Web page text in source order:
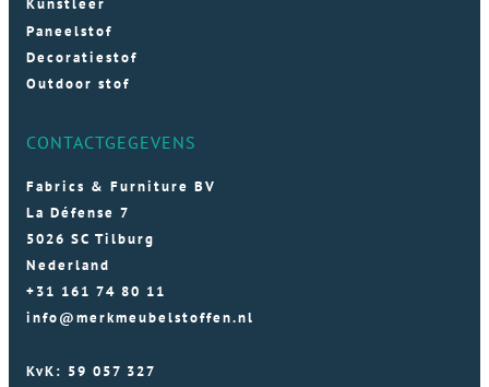
Kunstleer
Paneelstof
Decoratiestof
Outdoor stof
CONTACTGEGEVENS
Fabrics & Furniture BV
La Défense 7
5026 SC Tilburg
Nederland
+31 161 74 80 11
info@merkmeubelstoffen.nl
KvK: 59 057 327